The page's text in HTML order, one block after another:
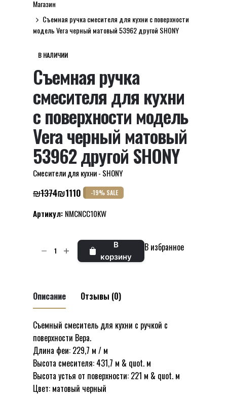
Магазин
Съемная ручка смесителя для кухни с поверхности
модель Vera черный матовый 53962 другой SHONY
В НАЛИЧИИ
Съемная ручка
смесителя для кухни
с поверхности модель
Vera черный матовый
53962 другой SHONY
Смесители для кухни - SHONY
₪1374
Первоначальная
цена
₪1110
Текущая
цена:
-19% SALE
Артикул: NMCNCC10KW
смесителя
для
кухни
с
поверхности
модель
Vera
черный
В
корзину
В избранное
Описание Отзывы (0)
Съемный смеситель для кухни с ручкой с
поверхности Вера.
Длина феи: 229,7 м / м
Высота смесителя: 431,7 м & quot. м
Высота устья от поверхности: 221 м & quot. м
Цвет: матовый черный
Отзывов пока нет.
Будьте первым, кто оставил отзыв на
“Съемная ручка смесителя для кухни
с поверхности модель Vera черный
матовый 53962 другой SHONY”